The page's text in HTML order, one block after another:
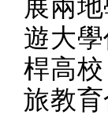
展兩
遊大
桿高
旅教